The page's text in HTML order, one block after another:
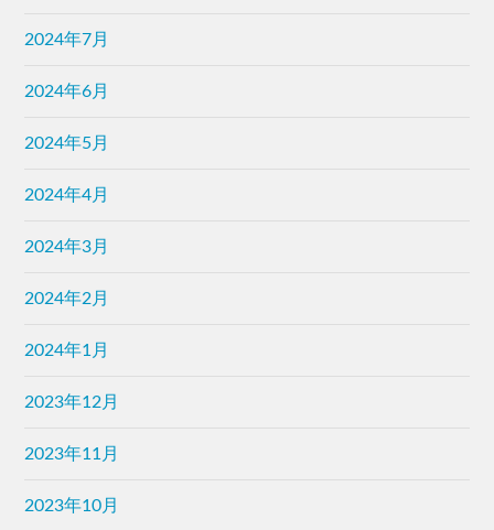
2024年7月
2024年6月
2024年5月
2024年4月
2024年3月
2024年2月
2024年1月
2023年12月
2023年11月
2023年10月